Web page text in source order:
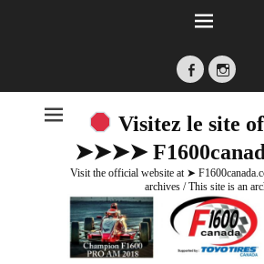
Facebook
Visitez le site
➤➤➤➤
Visit the official website at ➤
archives / This site is an